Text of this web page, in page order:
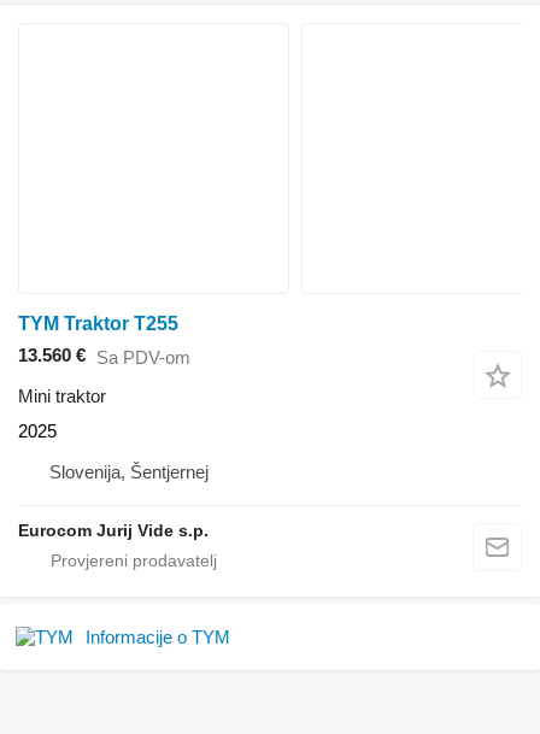
TYM Traktor T255
13.560 € Sa PDV-om
Mini traktor
2025
Slovenija, Šentjernej
Eurocom Jurij Vide s.p.
Informacije o TYM